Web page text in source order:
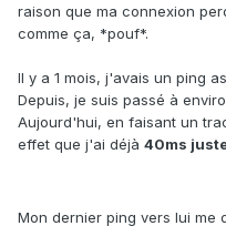
raison que ma connexion
comme ça, *pouf*.
Il y a 1 mois, j'avais un ping
Depuis, je suis passé à
Aujourd'hui, en faisant un
effet que j'ai déjà 40ms
Mon dernier ping vers lui me